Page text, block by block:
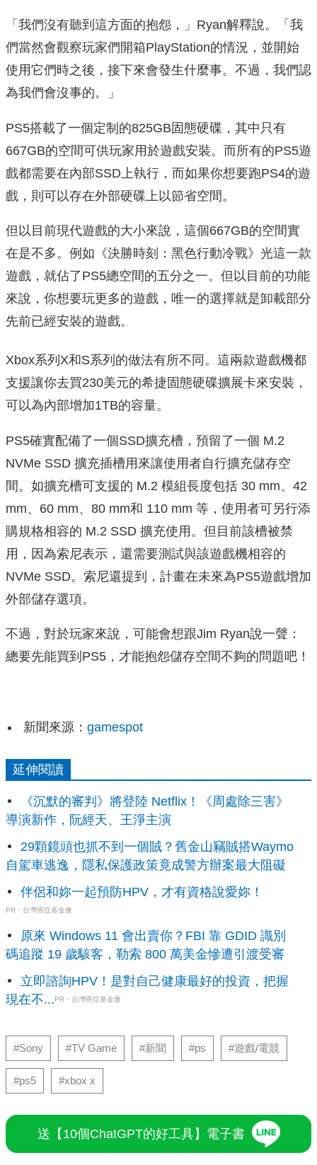
「我們沒有聽到這方面的抱怨，」Ryan解釋說。「我
們當然會觀察玩家們開箱PlayStation的情況，並開始
使用它們時之後，接下來會發生什麼事。不過，我們認
為我們會沒事的。」
PS5搭載了一個定制的825GB固態硬碟，其中只有
667GB的空間可供玩家用於遊戲安裝。而所有的PS5遊
戲都需要在內部SSD上執行，而如果你想要跑PS4的遊
戲，則可以存在外部硬碟上以節省空間。
但以目前現代遊戲的大小來說，這個667GB的空間實
在是不多。例如《決勝時刻：黑色行動冷戰》光這一款
遊戲，就佔了PS5總空間的五分之一。但以目前的功能
來說，你想要玩更多的遊戲，唯一的選擇就是卸載部分
先前已經安裝的遊戲。
Xbox系列X和S系列的做法有所不同。這兩款遊戲機都
支援讓你去買230美元的希捷固態硬碟擴展卡來安裝，
可以為內部增加1TB的容量。
PS5確實配備了一個SSD擴充槽，預留了一個 M.2
NVMe SSD 擴充插槽用來讓使用者自行擴充儲存空
間。如擴充槽可支援的 M.2 模組長度包括 30 mm、42
mm、60 mm、80 mm和 110 mm 等，使用者可另行添
購規格相容的 M.2 SSD 擴充使用。但目前該槽被禁
用，因為索尼表示，還需要測試與該遊戲機相容的
NVMe SSD。索尼還提到，計畫在未來為PS5遊戲增加
外部儲存選項。
不過，對於玩家來說，可能會想跟Jim Ryan說一聲：
總要先能買到PS5，才能抱怨儲存空間不夠的問題吧！
新聞來源： gamespot
延伸閱讀
《沉默的審判》將登陸 Netflix！《周處除三害》
導演新作，阮經天、王淨主演
29顆鏡頭也抓不到一個賊？舊金山竊賊搭Waymo
自駕車逃逸，隱私保護政策竟成警方辦案最大阻礙
伴侶和妳一起預防HPV，才有資格說愛妳！
PR・台灣癌症基金會
原來 Windows 11 會出賣你？FBI 靠 GDID 識別
碼追蹤 19 歲駭客，勒索 800 萬美金慘遭引渡受審
立即諮詢HPV！是對自己健康最好的投資，把握
現在不...PR・台灣癌症基金會
#Sony #TV Game #新聞 #ps #遊戲/電競
#ps5 #xbox x
送【10個ChatGPT的好工具】電子書